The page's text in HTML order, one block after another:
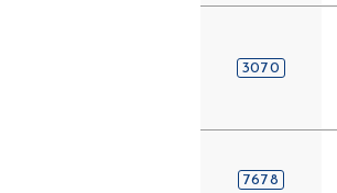
3070
7678